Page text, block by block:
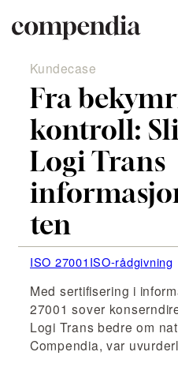
Hopp
innhold
Kundecase
Fra
kontroll:
Logi Trans
ten
ISO 27001 ISO-rådgivning
Med sertifisering i
27001 sover
Logi Trans bedre om
Compendia, var